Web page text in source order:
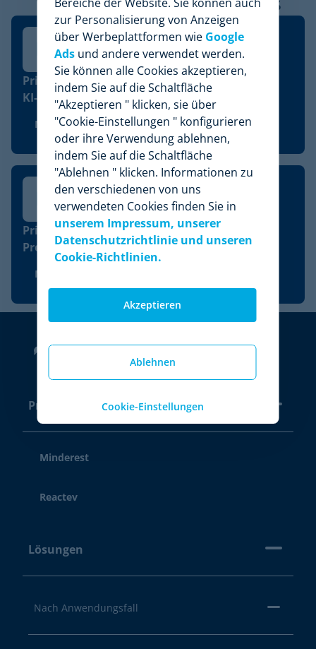
Pricing-Trends 2026: Führe die Revolution des
KI-gesteuerten Handels an
Mehr sehen
Pricing 5.0: Die Revolution des
Preismanagements mit KI im Einzelhandel
Mehr sehen
zur Personalisierung von Anzeigen
über Werbeplattformen wie Google
Adsund andere verwendet werden.
Sie können alle Cookies akzeptieren,
indem Sie auf die Schaltfläche
"Akzeptieren " klicken, sie über
"Cookie-Einstellungen " konfigurieren
oder ihre Verwendung ablehnen,
indem Sie auf die Schaltfläche
"Ablehnen " klicken. Informationen zu
den verschiedenen von uns
verwendeten Cookies finden Sie in
unserem Impressum, unserer
Datenschutzrichtlinie und unseren
Cookie-Richtlinien.
Ablehnen
Akzeptieren
Cookie-Einstellungen
Footer
Produkte
Minderest
Reactev
Lösungen
Nach Anwendungsfall